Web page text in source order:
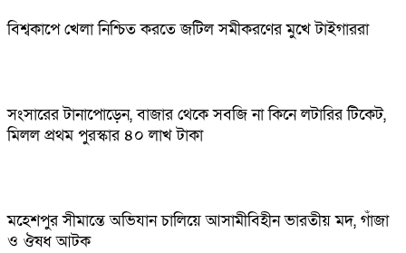
বিশ্বকাপে খেলা নিশ্চিত করতে জটিল সমীকরণের মুখে টাইগাররা
সংসারের টানাপোড়েন, বাজার থেকে সবজি না কিনে লটারির টিকেট,
মিলল প্রথম পুরস্কার ৪০ লাখ টাকা
মহেশপুর সীমান্তে অভিযান চালিয়ে আসামীবিহীন ভারতীয় মদ, গাঁজা
ও ঔষধ আটক